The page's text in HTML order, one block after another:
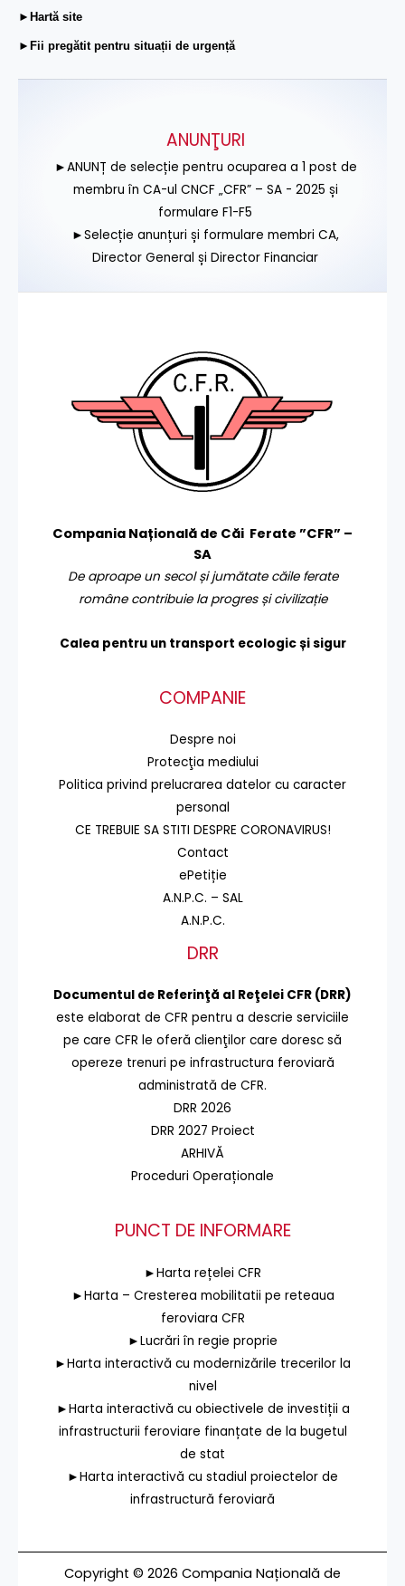
►Hartă site
►Fii pregătit pentru situații de urgență
ANUNŢURI
►ANUNȚ de selecție pentru ocuparea a 1 post de
membru în CA-ul CNCF „CFR” – SA - 2025 și
formulare F1-F5
►Selecție anunțuri și formulare membri CA,
Director General și Director Financiar
Compania Națională de Căi Ferate ”CFR” –
SA
De aproape un secol și jumătate căile ferate
române contribuie la progres și civilizație
Calea pentru un transport ecologic și sigur
COMPANIE
Despre noi
Protecţia mediului
Politica privind prelucrarea datelor cu caracter
personal
CE TREBUIE SA STITI DESPRE CORONAVIRUS!
Contact
ePetiție
A.N.P.C. – SAL
A.N.P.C.
DRR
Documentul de Referinţă al Reţelei CFR (DRR)
este elaborat de CFR pentru a descrie serviciile
pe care CFR le oferă clienţilor care doresc să
opereze trenuri pe infrastructura feroviară
administrată de CFR.
DRR 2026
DRR 2027 Proiect
ARHIVĂ
Proceduri Operaționale
PUNCT DE INFORMARE
►Harta rețelei CFR
►Harta – Cresterea mobilitatii pe reteaua
feroviara CFR
►Lucrări în regie proprie
►Harta interactivă cu modernizările trecerilor la
nivel
►Harta interactivă cu obiectivele de investiții a
infrastructurii feroviare finanțate de la bugetul
de stat
►Harta interactivă cu stadiul proiectelor de
infrastructură feroviară
Copyright © 2026 Compania Națională de